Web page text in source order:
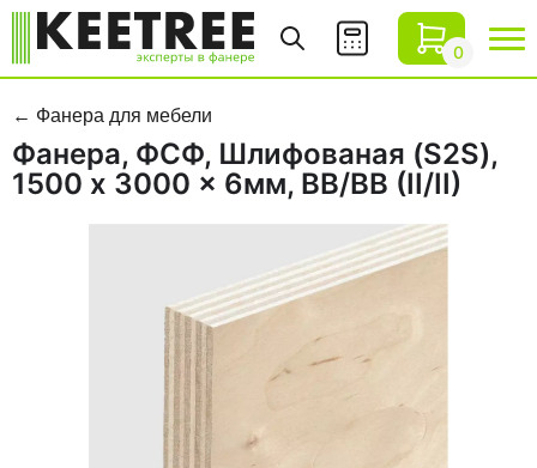
0
Фанера для мебели
Фанера, ФСФ, Шлифованая (S2S),
1500 x 3000 x 6мм, BB/BB (II/II)